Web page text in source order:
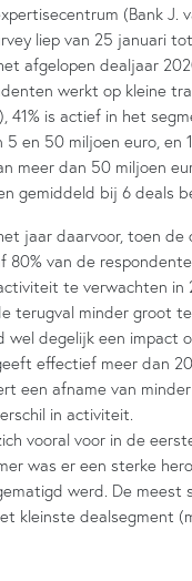
(Bank J.
liep van 25 januari
afgelopen dealjaar
werkt op kleine
41% is actief in het
en 50 miljoen euro, en
meer dan 50 miljoen
gemiddeld bij 6 deals
jaar daarvoor, toen de
80% van de
te verwachten in
terugval minder groot
wel degelijk een impact
effectief meer dan
een afname van
in activiteit.
vooral voor in de
was er een sterke
werd. De meest
kleinste dealsegment